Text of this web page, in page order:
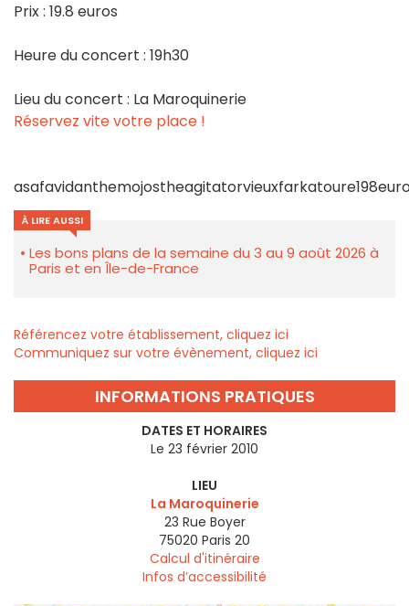
Prix : 19.8 euros
Heure du concert : 19h30
Lieu du concert : La Maroquinerie
Réservez vite votre place !
À LIRE AUSSI
Les bons plans de la semaine du 3 au 9 août 2026 à
Paris et en Île-de-France
Référencez votre établissement, cliquez ici
Communiquez sur votre évènement, cliquez ici
INFORMATIONS PRATIQUES
DATES ET HORAIRES
Le 23 février 2010
LIEU
La Maroquinerie
23 Rue Boyer
75020 Paris 20
Calcul d'itinéraire
Infos d’accessibilité